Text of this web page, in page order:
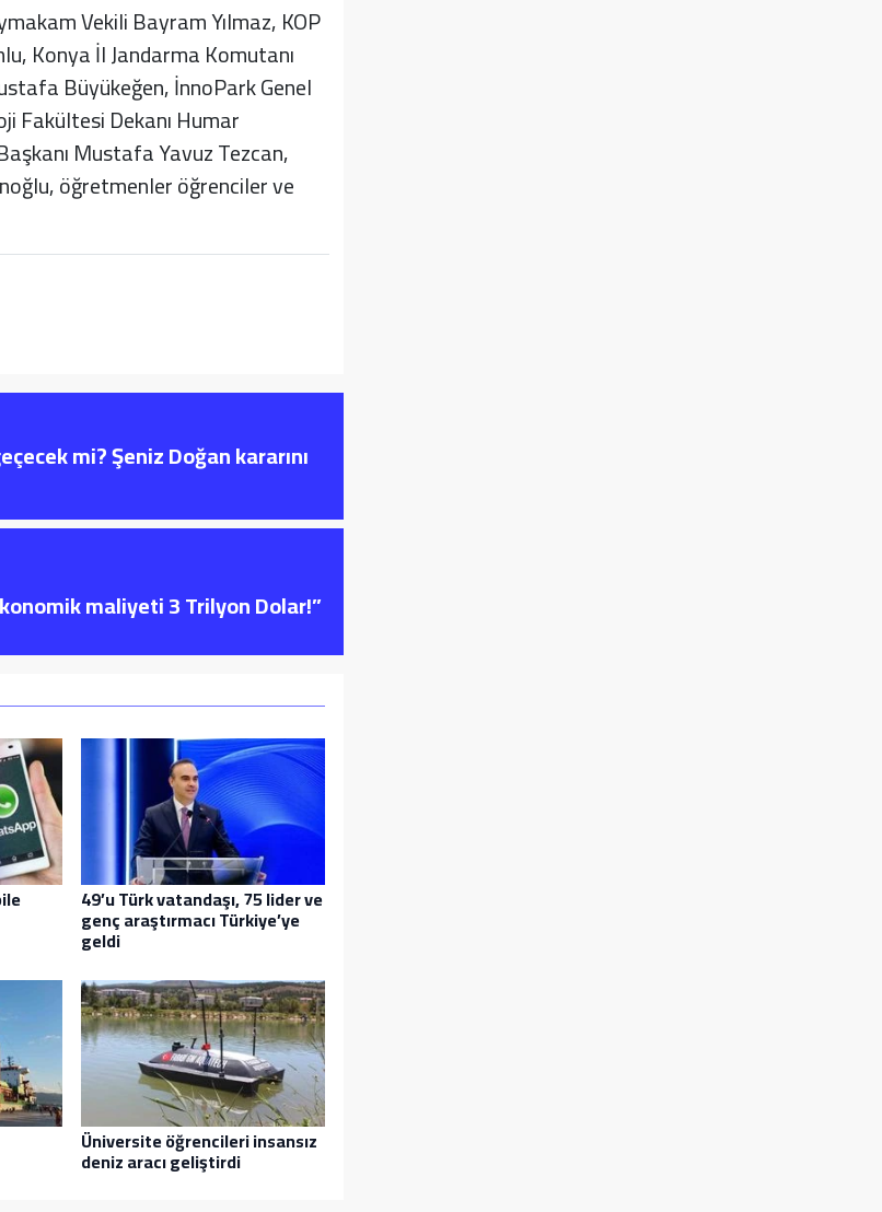
Vekili Bayram Yılmaz, KOP
Konya İl Jandarma Komutanı
Büyükeğen, İnnoPark Genel
Fakültesi Dekanı Humar
Mustafa Yavuz Tezcan,
öğretmenler öğrenciler ve
mi? Şeniz Doğan kararını
maliyeti 3 Trilyon Dolar!”
49’u Türk vatandaşı, 75 lider ve
genç araştırmacı Türkiye’ye
geldi
Üniversite öğrencileri insansız
deniz aracı geliştirdi